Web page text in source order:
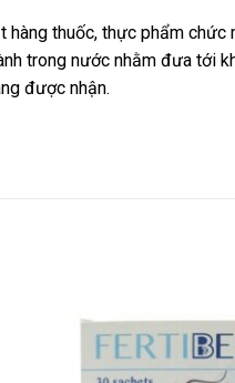
hàng thuốc, thực phẩm chức
trong nước nhằm đưa tới
được nhận.